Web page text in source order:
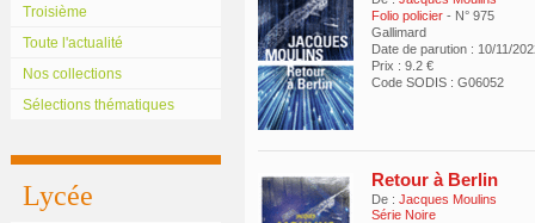
Troisième
Toute l'actualité
Nos collections
Sélections thématiques
Lycée
Folio policier - N° 975
Gallimard
Date de parution : 10/11/
Prix : 9.2 €
Code SODIS : G06052
Retour à Berlin
De : Jacques Moulins
Série Noire